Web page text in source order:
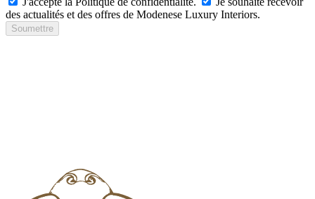
des actualités et des offres de Modenese Luxury Interiors.
Soumettre